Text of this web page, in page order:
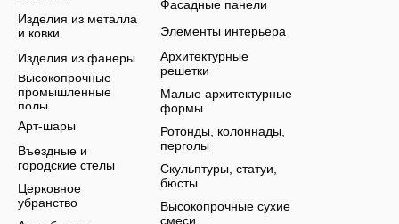
Высокопрочные сухие
смеси
Скульптуры, статуи,
бюсты
Ротонды, колоннады,
перголы
Малые архитектурные
формы
Архитектурные
решетки
Элементы интерьера
Фасадные панели
Церковное
убранство
Въездные и
городские стелы
Арт-шары
Высокопрочные
промышленные
полы
Изделия из фанеры
Изделия из металла
и ковки